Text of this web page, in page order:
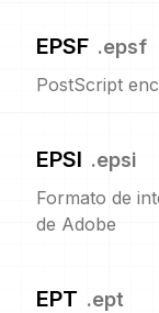
EPSF .epsf
PostScript
EPSI .epsi
Formato de
de Adobe
EPT .ept